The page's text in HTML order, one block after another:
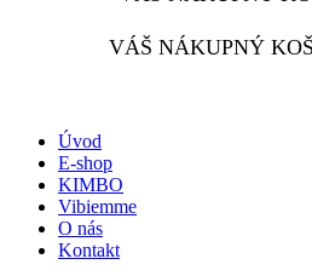
VÁŠ NÁKUPNÝ
Úvod
E-shop
KIMBO
Vibiemme
O nás
Kontakt